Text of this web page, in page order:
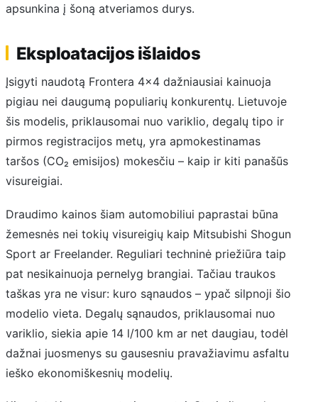
apsunkina į šoną atveriamos durys.
Eksploatacijos išlaidos
Įsigyti naudotą Frontera 4×4 dažniausiai kainuoja
pigiau nei daugumą populiarių konkurentų. Lietuvoje
šis modelis, priklausomai nuo variklio, degalų tipo ir
pirmos registracijos metų, yra apmokestinamas
taršos (CO₂ emisijos) mokesčiu – kaip ir kiti panašūs
visureigiai.
Draudimo kainos šiam automobiliui paprastai būna
žemesnės nei tokių visureigių kaip Mitsubishi Shogun
Sport ar Freelander. Reguliari techninė priežiūra taip
pat nesikainuoja pernelyg brangiai. Tačiau traukos
taškas yra ne visur: kuro sąnaudos – ypač silpnoji šio
modelio vieta. Degalų sąnaudos, priklausomai nuo
variklio, siekia apie 14 l/100 km ar net daugiau, todėl
dažnai juosmenys su gausesniu pravažiavimu asfaltu
ieško ekonomiškesnių modelių.